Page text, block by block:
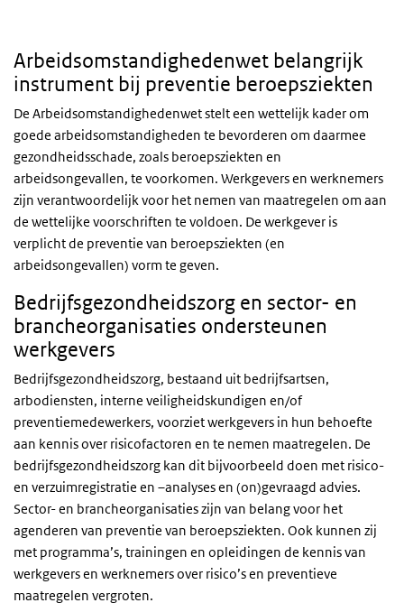
Arbeidsomstandighedenwet belangrijk
instrument bij preventie beroepsziekten
De Arbeidsomstandighedenwet stelt een wettelijk kader om
goede arbeidsomstandigheden te bevorderen om daarmee
gezondheidsschade, zoals beroepsziekten en
arbeidsongevallen, te voorkomen. Werkgevers en werknemers
zijn verantwoordelijk voor het nemen van maatregelen om aan
de wettelijke voorschriften te voldoen. De werkgever is
verplicht de preventie van beroepsziekten (en
arbeidsongevallen) vorm te geven.
Bedrijfsgezondheidszorg en sector- en
brancheorganisaties ondersteunen
werkgevers
Bedrijfsgezondheidszorg, bestaand uit bedrijfsartsen,
arbodiensten, interne veiligheidskundigen en/of
preventiemedewerkers, voorziet werkgevers in hun behoefte
aan kennis over risicofactoren en te nemen maatregelen. De
bedrijfsgezondheidszorg kan dit bijvoorbeeld doen met risico-
en verzuimregistratie en –analyses en (on)gevraagd advies.
Sector- en brancheorganisaties zijn van belang voor het
agenderen van preventie van beroepsziekten. Ook kunnen zij
met programma’s, trainingen en opleidingen de kennis van
werkgevers en werknemers over risico’s en preventieve
maatregelen vergroten.